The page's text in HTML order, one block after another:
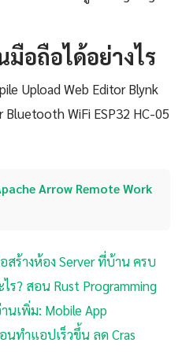
อถือได้อย่างไร
Upload Web Editor Blynk
WiFi ESP32 HC-05
Arrow Remote Work
สร้างห้อง Server ที่บ้าน ครบ
ร? สอน Rust Programming
นเพิ่ม: Mobile App
นทำแอปเร็วขึ้น ลด Cras